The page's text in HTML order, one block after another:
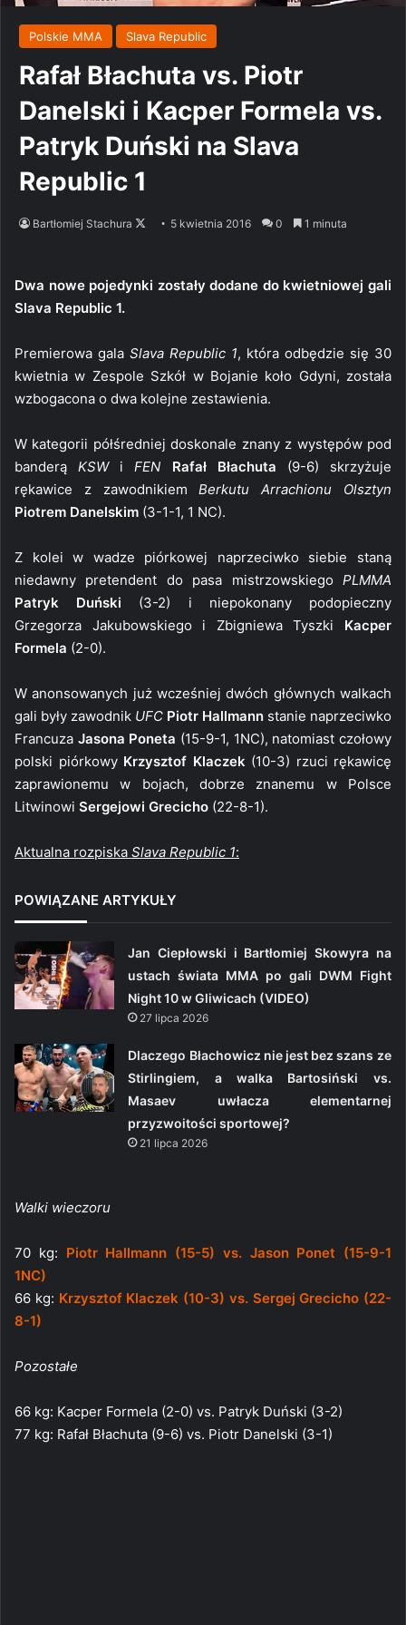
Polskie MMA Slava Republic
Rafał Błachuta vs. Piotr
Danelski i Kacper Formela vs.
Patryk Duński na Slava
Republic 1
Bartłomiej Stachura
Follow5 kwietnia 2016 0 1 minuta
Dwa nowe pojedynki zostały dodane do kwietniowej gali
Slava Republic 1.
Premierowa gala Slava Republic 1, która odbędzie się 30
kwietnia w Zespole Szkół w Bojanie koło Gdyni, została
wzbogacona o dwa kolejne zestawienia.
W kategorii półśredniej doskonale znany z występów pod
banderąKSWiFEN Rafał Błachuta (9-6) skrzyżuje
rękawice z zawodnikiemBerkutu Arrachionu Olsztyn
Piotrem Danelskim (3-1-1, 1 NC).
Z kolei w wadze piórkowej naprzeciwko siebie staną
niedawny pretendent do pasa mistrzowskiego PLMMA
Patryk Duński (3-2) i niepokonany podopieczny
Grzegorza Jakubowskiego i Zbigniewa Tyszki Kacper
Formela (2-0).
W anonsowanych już wcześniej dwóch głównych walkach
gali były zawodnik UFC Piotr Hallmann stanie naprzeciwko
Francuza Jasona Poneta (15-9-1, 1NC), natomiast czołowy
polski piórkowy Krzysztof Klaczek (10-3) rzuci rękawicę
zaprawionemu w bojach, dobrze znanemu w Polsce
Litwinowi Sergejowi Grecicho (22-8-1).
Aktualna rozpiska Slava Republic 1:
POWIĄZANE ARTYKUŁY
Jan Ciepłowski i Bartłomiej Skowyra na
ustach świata MMA po gali DWM Fight
Night 10 w Gliwicach (VIDEO)
27 lipca 2026
Dlaczego Błachowicz nie jest bez szans ze
Stirlingiem, a walka Bartosiński vs.
Masaev uwłacza elementarnej
przyzwoitości sportowej?
21 lipca 2026
Walki wieczoru
70 kg: Piotr Hallmann (15-5) vs. Jason Ponet (15-9-1
1NC)
66 kg: Krzysztof Klaczek (10-3) vs. Sergej Grecicho (22-
8-1)
Pozostałe
66 kg: Kacper Formela (2-0) vs. Patryk Duński (3-2)
77 kg: Rafał Błachuta (9-6) vs. Piotr Danelski (3-1)